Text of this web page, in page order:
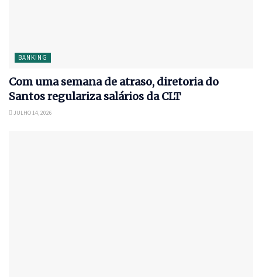
BANKING
Com uma semana de atraso, diretoria do
Santos regulariza salários da CLT
JULHO 14, 2026